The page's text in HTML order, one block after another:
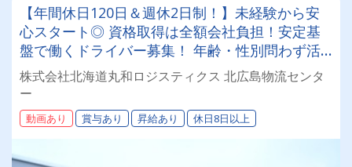
【年間休日120日＆週休2日制！】未経験から安
心スタート◎ 資格取得は全額会社負担！安定基
盤で働くドライバー募集！ 年齢・性別問わず活
躍できるお仕事です✨
株式会社北海道丸和ロジスティクス 北広島物流センタ
ー
動画あり 賞与あり 昇給あり 休日8日以上